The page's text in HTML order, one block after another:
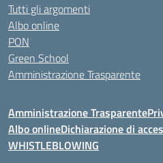
Tutti gli argomenti
Albo online
PON
Green School
Amministrazione Trasparente
Amministrazione Trasparente
Albo onlineDichiarazione di
WHISTLEBLOWING